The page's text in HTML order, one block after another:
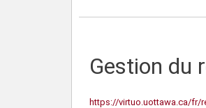
Gestion du
https://virtuo.uottawa.ca/fr/